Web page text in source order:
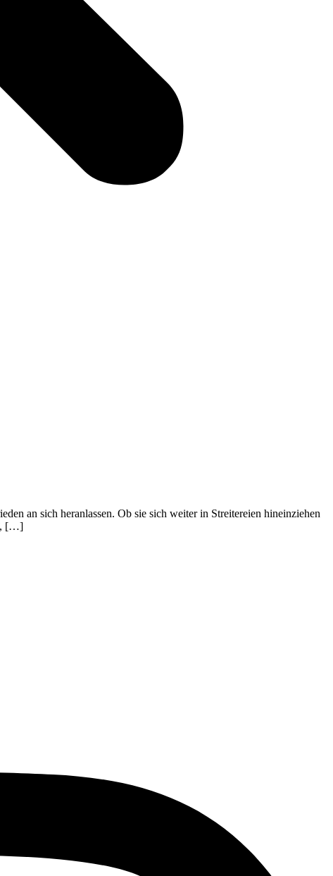
an sich heranlassen. Ob sie sich weiter in Streitereien hineinziehen
[…]